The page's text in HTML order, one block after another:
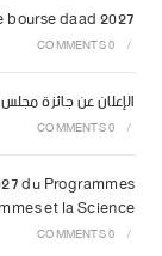
daad 2027
/
0 COMMENTS
الإعلان عن جائزة مجلس
/
0 COMMENTS
du Programmes
et la Science
/
0 COMMENTS